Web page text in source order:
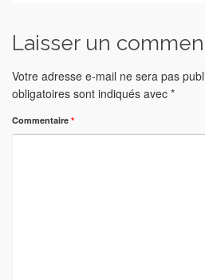
Laisser un
Votre adresse e-mail ne sera pas
obligatoires sont indiqués avec *
Commentaire *